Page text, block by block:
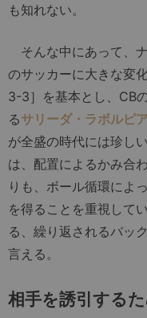
も知れない。
そんな中にあって、
のサッカーに大きな変
3-3］を基本とし、CB
るサリーダ・ラボルピ
が全盛の時代には珍し
は、配置によるかみ合
りも、ボール循環によ
を得ることを重視して
る、繰り返されるバッ
言える。
相手を誘引する